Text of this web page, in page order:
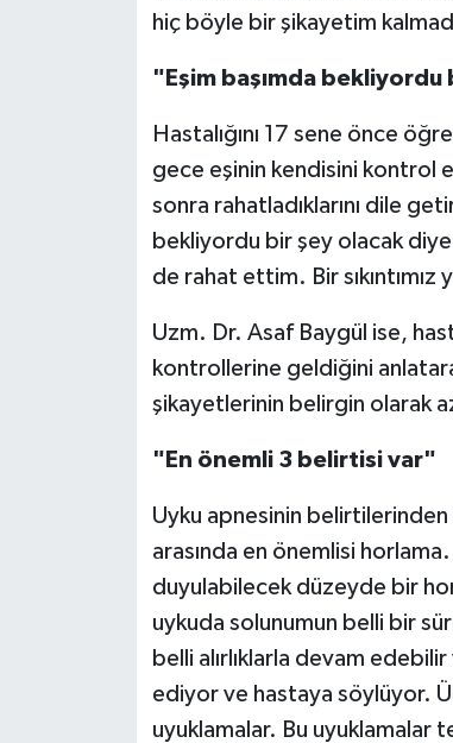
hiç böyle bir şikayetim
"Eşim başımda
Hastalığını 17 sene önce
gece eşinin kendisini kontrol
sonra rahatladıklarını dile
bekliyordu bir şey olacak
de rahat ettim. Bir
Uzm. Dr. Asaf Baygül ise,
kontrollerine geldiğini
şikayetlerinin belirgin olarak
"En önemli 3 belirtisi var"
Uyku apnesinin
arasında en önemlisi
duyulabilecek düzeyde bir
uykuda solunumun belli bir
belli alırlıklarla devam
ediyor ve hastaya söylüyor.
uyuklamalar. Bu uyuklamalar